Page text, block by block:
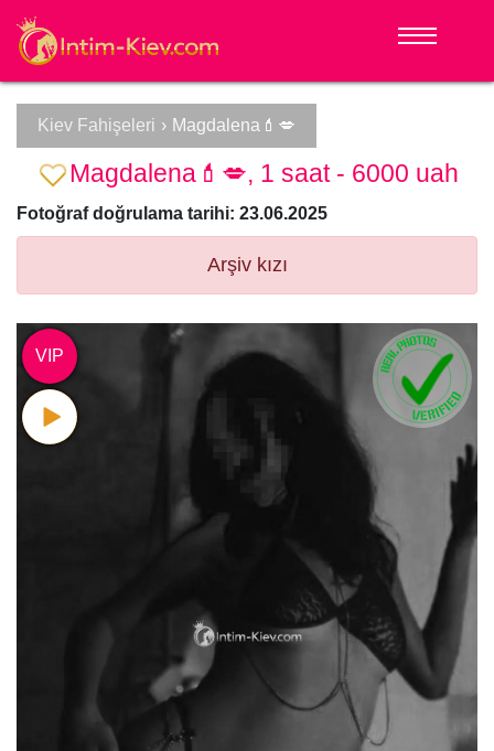
Kiev Fahişeleri › Magdalena💄💋
Magdalena💄💋, 1 saat - 6000 uah
Fotoğraf doğrulama tarihi: 23.06.2025
Arşiv kızı
VIP